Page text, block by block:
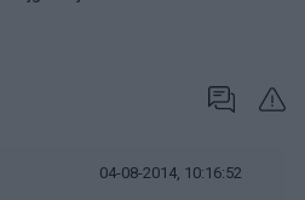
04-08-2014, 10:16:52